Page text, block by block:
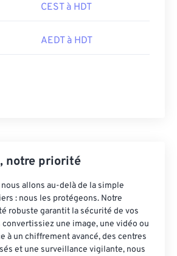
CEST à HDT
AEDT à HDT
notre priorité
allons au-delà de la simple
: nous les protégeons. Notre
robuste garantit la sécurité de vos
une image, une vidéo ou
à un chiffrement avancé, des centres
et une surveillance vigilante, nous